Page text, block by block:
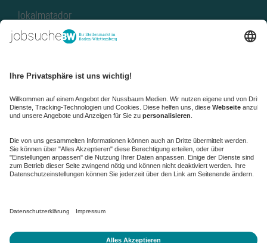
lokalmatador
kaufinBW
NussbaumID
Nussbaum Medien
de.jobble.org